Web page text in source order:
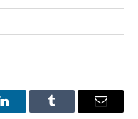
LinkedInTumblr
E-